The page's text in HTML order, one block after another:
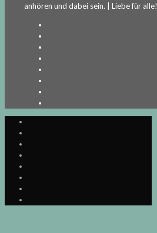
anhören und dabei sein. | Liebe für alle!